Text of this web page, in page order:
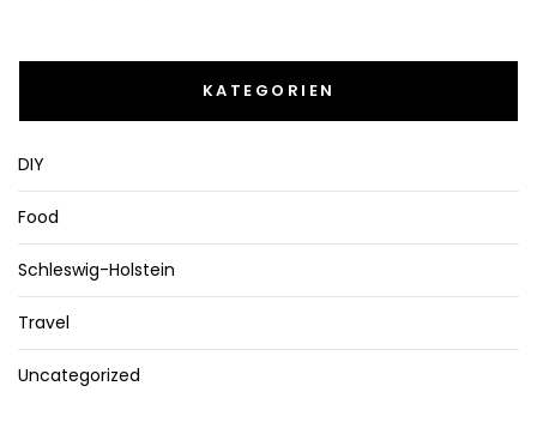
KATEGORIEN
DIY
Food
Schleswig-Holstein
Travel
Uncategorized